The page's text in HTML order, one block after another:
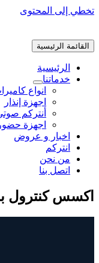
تخطي إلى المحتوى
القائمة الرئيسية
الرئيسية
خدماتنا
انواع
اجهزة إنذار
أنتركم
اجهزة
اخبار و عروض
انتركم
من نحن
اتصل بنا
اكسس كنترول